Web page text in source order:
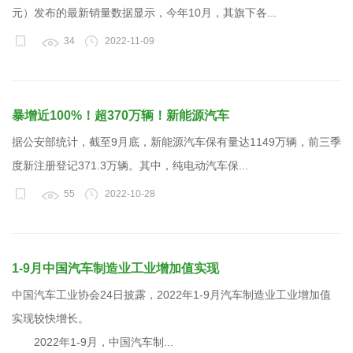
元）发布的最新销量数据显示，今年10月，其旗下各...
34 2022-11-09
暴增近100%！超370万辆！新能源汽车
据公安部统计，截至9月底，新能源汽车保有量达1149万辆，前三季
度新注册登记371.3万辆。其中，纯电动汽车保...
55 2022-10-28
1-9月中国汽车制造业工业增加值实现
中国汽车工业协会24日披露，2022年1-9月汽车制造业工业增加值
实现较快增长。
2022年1-9月，中国汽车制...